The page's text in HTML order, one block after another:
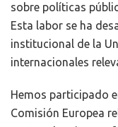
sobre políticas
Esta labor se ha
institucional de la
internacionales
Hemos participado
Comisión Europea